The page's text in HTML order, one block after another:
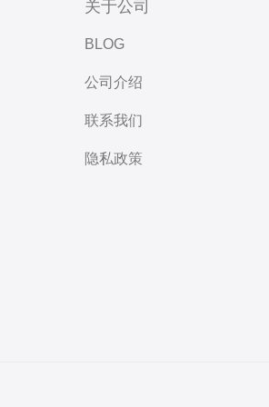
关于公司
BLOG
公司介绍
联系我们
隐私政策